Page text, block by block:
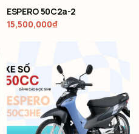
ESPERO 50C2a-2
15,500,000₫